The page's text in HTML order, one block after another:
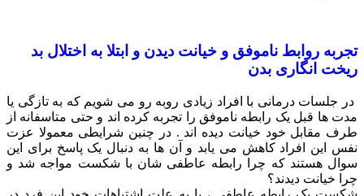
تجربه روابط ناموفق و خیانت دیدن و ابتلا به اختلال بد
ریخت انگاری بدن
در جلسات درمانی با افراد زیادی روبه رو می شویم که به تازگی یا
مدت ها قبل یک رابطه ناموفق را تجربه کرده اند و حتی متاسفانه از
طرف مقابل خود خیانت دیده اند . در چنین شرایطی معمولا عزت
نفس این افراد کاهش می یابد و آن ها به دنبال یک پاسخ برای این
سوال هستند که چرا رابطه عاطفی شان با شکست مواجه شد و
چرا خیانت دیدند؟